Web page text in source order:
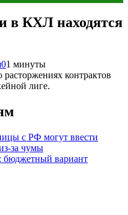
в КХЛ находятся
01 минуты
контрактов
лиге.
с РФ могут ввести
за чумы
бюджетный вариант